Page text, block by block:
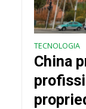
TECNOLOGIA
China